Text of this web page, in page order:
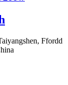
Ffordd